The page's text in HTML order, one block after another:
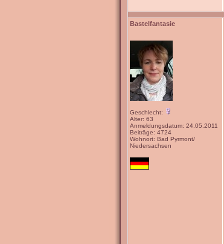
Bastelfantasie
Geschlecht:
Alter: 63
Anmeldungsdatum: 24.05.2011
Beiträge: 4724
Wohnort: Bad Pyrmont/
Niedersachsen